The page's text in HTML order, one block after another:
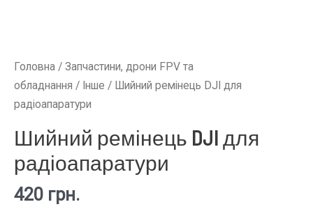
Головна / Запчастини, дрони FPV та
обладнання / Інше / Шийний ремінець DJI для
радіоапаратури
Шийний ремінець DJI для
радіоапаратури
420 грн.